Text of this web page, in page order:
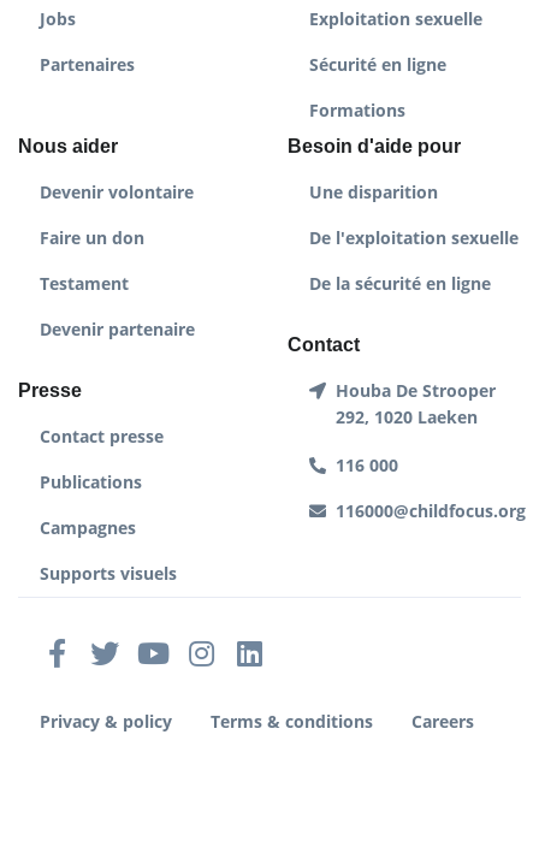
Jobs
Partenaires
Exploitation sexuelle
Sécurité en ligne
Formations
Nous aider
Devenir volontaire
Faire un don
Testament
Devenir partenaire
Presse
Contact presse
Publications
Campagnes
Supports visuels
Besoin d'aide pour
Une disparition
De l'exploitation sexuelle
De la sécurité en ligne
Contact
Houba De Strooper
292, 1020 Laeken
116 000
116000@childfocus.org
Privacy & policy Terms & conditions Careers